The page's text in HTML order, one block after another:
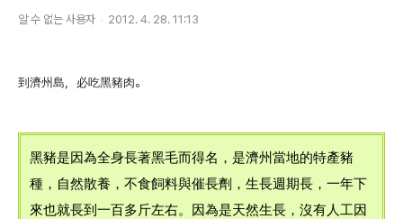
알 수 없는 사용자 2012. 4. 28. 11:13
到濟州島，必吃黑豬肉。
黑豬是因為全身長著黑毛而得名，是濟州當地的特產豬
種，自然散養，不食飼料與催長劑，生長週期長，一年下
來也就長到一百多斤左右。因為是天然生長，沒有人工因